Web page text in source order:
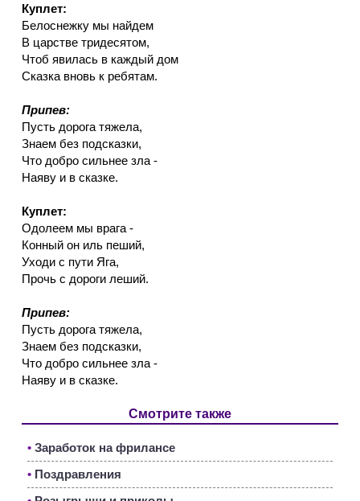
Куплет:
Белоснежку мы найдем
В царстве тридесятом,
Чтоб явилась в каждый дом
Сказка вновь к ребятам.
Припев:
Пусть дорога тяжела,
Знаем без подсказки,
Что добро сильнее зла -
Наяву и в сказке.
Куплет:
Одолеем мы врага -
Конный он иль пеший,
Уходи с пути Яга,
Прочь с дороги леший.
Припев:
Пусть дорога тяжела,
Знаем без подсказки,
Что добро сильнее зла -
Наяву и в сказке.
Смотрите также
• Заработок на фрилансе
• Поздравления